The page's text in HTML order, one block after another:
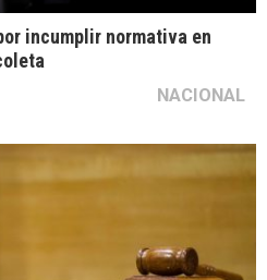
incumplir normativa en
NACIONAL